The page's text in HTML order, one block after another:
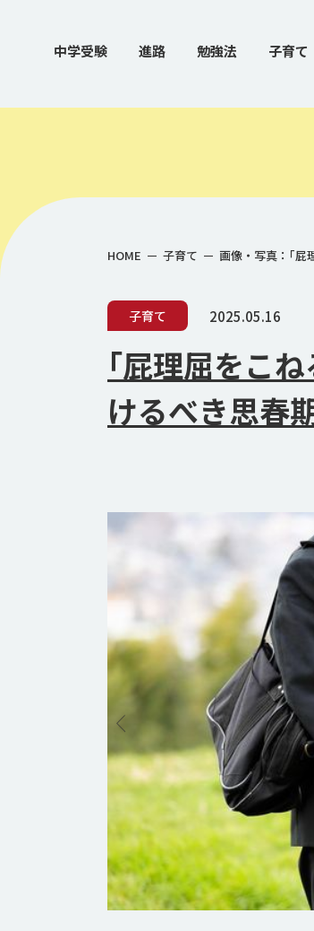
中学受験 進路 勉強法 子育て
HOME 子育て 画像・写真：｢屁
子育て 2025.05.16
｢屁理屈をこ
けるべき思春